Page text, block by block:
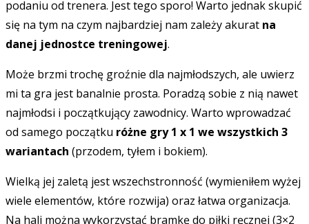
podaniu od trenera. Jest tego sporo! Warto jednak skupić
się na tym na czym najbardziej nam zależy akurat na
danej jednostce treningowej.
Może brzmi trochę groźnie dla najmłodszych, ale uwierz
mi ta gra jest banalnie prosta. Poradzą sobie z nią nawet
najmłodsi i początkujący zawodnicy. Warto wprowadzać
od samego początku różne gry 1 x 1 we wszystkich 3
wariantach (przodem, tyłem i bokiem).
Wielką jej zaletą jest wszechstronność (wymieniłem wyżej
wiele elementów, które rozwija) oraz łatwa organizacja.
Na hali można wykorzystać bramkę do piłki ręcznej (3×2